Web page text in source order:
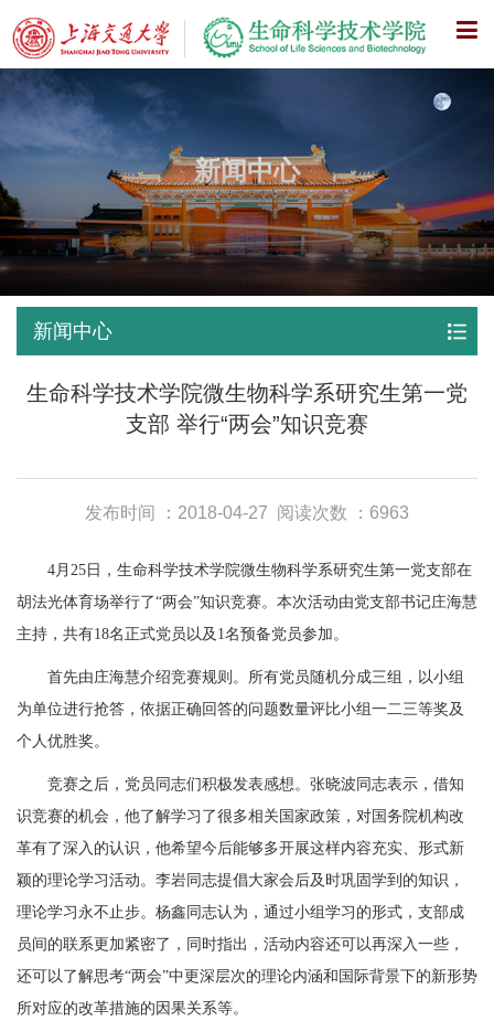
X
新闻中心
新闻中心
生命科学技术学院微生物科学系研究生第一党
支部 举行“两会”知识竞赛
发布时间 ：2018-04-27 阅读次数 ：6963
4月25日，生命科学技术学院微生物科学系研究生第一党支部在
胡法光体育场举行了“两会”知识竞赛。本次活动由党支部书记庄海慧
主持，共有18名正式党员以及1名预备党员参加。
首先由庄海慧介绍竞赛规则。所有党员随机分成三组，以小组
为单位进行抢答，依据正确回答的问题数量评比小组一二三等奖及
个人优胜奖。
竞赛之后，党员同志们积极发表感想。张晓波同志表示，借知
识竞赛的机会，他了解学习了很多相关国家政策，对国务院机构改
革有了深入的认识，他希望今后能够多开展这样内容充实、形式新
颖的理论学习活动。李岩同志提倡大家会后及时巩固学到的知识，
理论学习永不止步。杨鑫同志认为，通过小组学习的形式，支部成
员间的联系更加紧密了，同时指出，活动内容还可以再深入一些，
还可以了解思考“两会”中更深层次的理论内涵和国际背景下的新形势
所对应的改革措施的因果关系等。